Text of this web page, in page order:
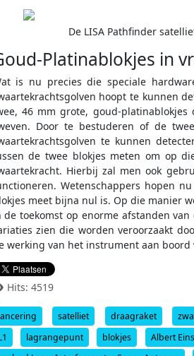
De LISA Pathfinder
Platinablokjes in
is nu precies die speciale
hoopt te kunnen
46 mm grote, goud-
Door te bestuderen of de
te kunnen
de twee blokjes meten om op
Hierbij zal men ook
Wetenschappers hopen
meet bijna nul is. Op die manier
de toekomst op enorme afstanden
zien die worden veroorzaakt
werking van het instrument aan boord
Hits: 4519
satelliet draagraket
lagrangepunt blokjes Albert